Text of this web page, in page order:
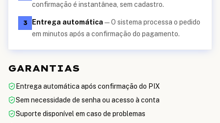
confirmação é instantânea, sem cadastro.
3 Entrega automática —O sistema processa o pedido
em minutos após a confirmação do pagamento.
GARANTIAS
Entrega automática após confirmação do PIX
Sem necessidade de senha ou acesso à conta
Suporte disponível em caso de problemas